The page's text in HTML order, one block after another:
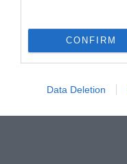
CONFIRM
Data Deletion
07.08.2026 | 11:17